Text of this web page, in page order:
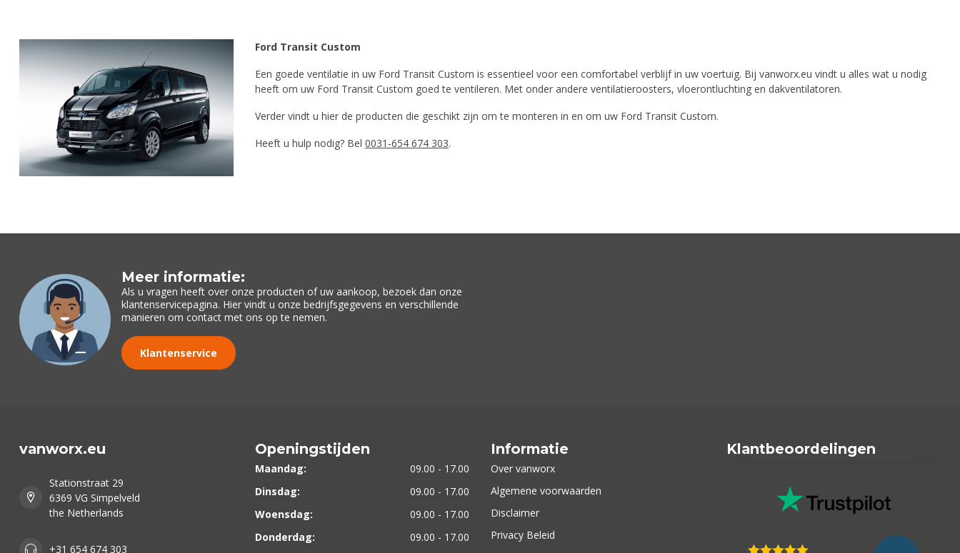
Ford Transit Custom
Een goede ventilatie in uw Ford Transit Custom is essentieel voor een comfortabel verblijf in uw voertuig. Bij vanworx.eu vindt u alles wat u nodig
heeft om uw Ford Transit Custom goed te ventileren. Met onder andere ventilatieroosters, vloerontluchting en dakventilatoren.
Verder vindt u hier de producten die geschikt zijn om te monteren in en om uw Ford Transit Custom.
Heeft u hulp nodig? Bel 0031-654 674 303.
Meer informatie:
Als u vragen heeft over onze producten of uw aankoop, bezoek dan onze
klantenservicepagina. Hier vindt u onze bedrijfsgegevens en verschillende
manieren om contact met ons op te nemen.
Klantenservice
vanworx.eu
Stationstraat 29
6369 VG Simpelveld
the Netherlands
+31 654 674 303
Openingstijden
Maandag:
09.00 - 17.00
Dinsdag:
09.00 - 17.00
Woensdag:
09.00 - 17.00
Donderdag:
09.00 - 17.00
Informatie
Over vanworx
Algemene voorwaarden
Disclaimer
Privacy Beleid
Klantbeoordelingen